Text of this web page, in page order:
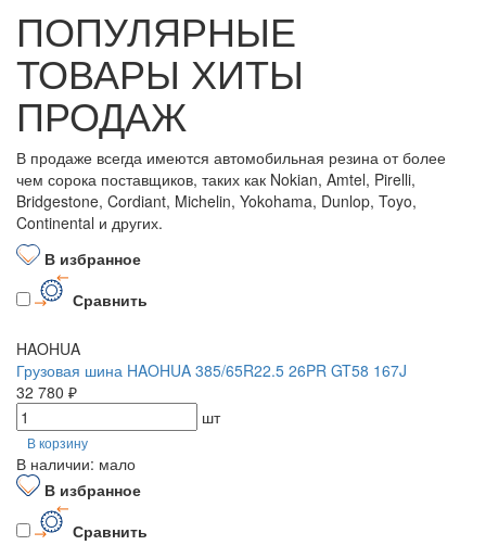
ПОПУЛЯРНЫЕ
ТОВАРЫ ХИТЫ
ПРОДАЖ
В продаже всегда имеются автомобильная резина от более
чем сорока поставщиков, таких как Nokian, Amtel, Pirelli,
Bridgestone, Cordiant, Michelin, Yokohama, Dunlop, Toyo,
Continental и других.
В избранное
Сравнить
HAOHUA
Грузовая шина HAOHUA 385/65R22.5 26PR GT58 167J
32 780 ₽
шт
В корзину
В наличии: мало
В избранное
Сравнить